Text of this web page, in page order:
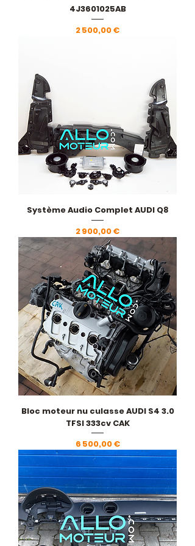
4J3601025AB
Prix
2 500,00 €
Système Audio Complet AUDI Q8
Prix
2 900,00 €
Bloc moteur nu culasse AUDI S4 3.0
TFSI 333cv CAK
Prix
6 500,00 €